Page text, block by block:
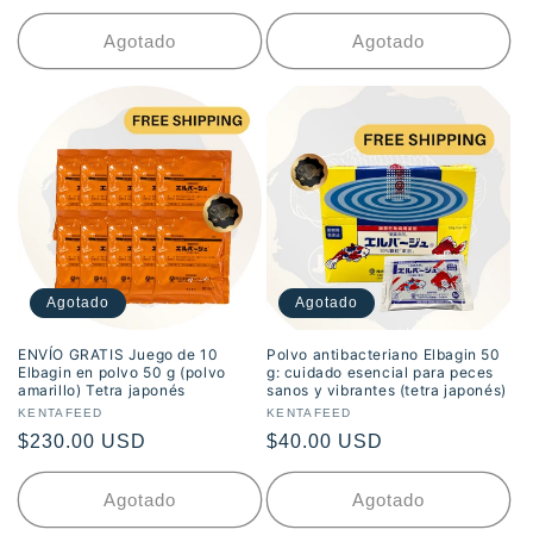
habitual
Agotado Agotado
Agotado
ENVÍO GRATIS Juego de 10
Elbagin en polvo 50 g (polvo
amarillo) Tetra japonés
Proveedor:
KENTAFEED
Precio
habitual
$230.00 USD
Agotado
Agotado
Polvo antibacteriano Elbagin 50
g: cuidado esencial para peces
sanos y vibrantes (tetra japonés)
Proveedor:
KENTAFEED
Precio
habitual
$40.00 USD
Agotado